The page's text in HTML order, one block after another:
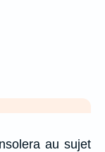
au sujet